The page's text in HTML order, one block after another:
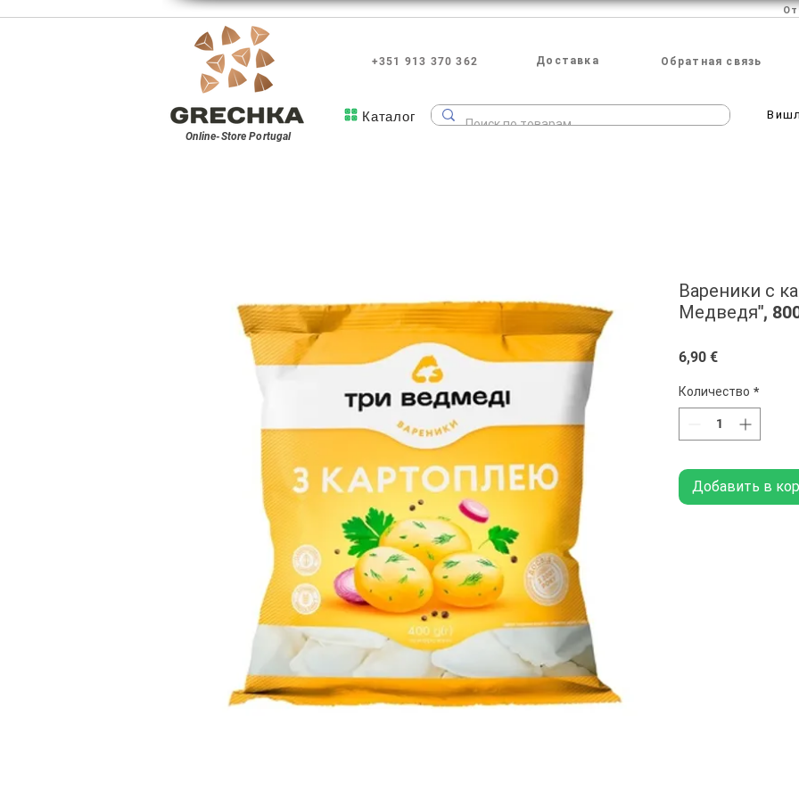
+351 913 370 362 Доставка Обратная связь
Online-StorePortugal
Каталог
Вареники с
Медведя",
6,90 €Цена
Количество *
Добавить в